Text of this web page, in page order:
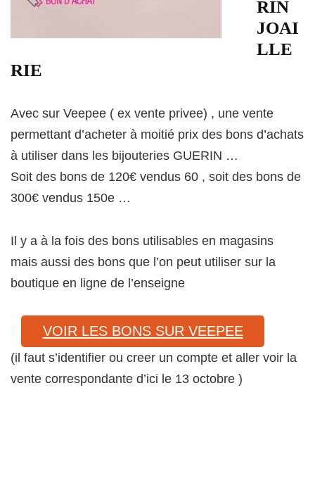
RIN
JOAI
LLE
RIE
Avec sur Veepee ( ex vente privee) , une vente
permettant d’acheter à moitié prix des bons d’achats
à utiliser dans les bijouteries GUERIN …
Soit des bons de 120€ vendus 60 , soit des bons de
300€ vendus 150e …
Il y a à la fois des bons utilisables en magasins
mais aussi des bons que l’on peut utiliser sur la
boutique en ligne de l’enseigne
VOIR LES BONS SUR VEEPEE
(il faut s’identifier ou creer un compte et aller voir la
vente correspondante d’ici le 13 octobre )